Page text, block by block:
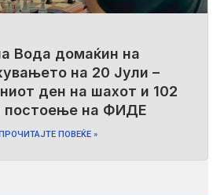
Вода домаќин на
на 20 Јули –
ден на шахот и 102
постоење на ФИДЕ
ПОВЕЌЕ »